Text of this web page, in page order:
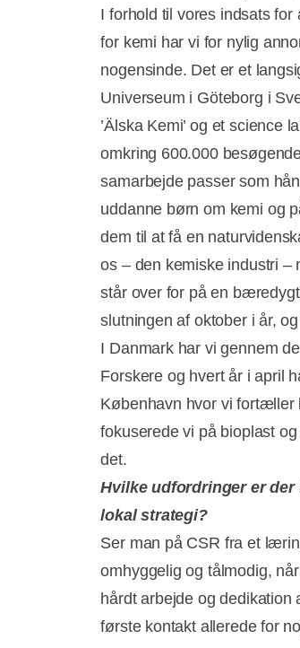
I forhold til vores indsats
for kemi har vi for nylig
nogensinde. Det er et
Universeum i Göteborg i
’Älska Kemi’ og et science
omkring 600.000
samarbejde passer som
uddanne børn om kemi og
dem til at få en
os – den kemiske industri –
står over for på en
slutningen af oktober i år,
I Danmark har vi gennem
Forskere og hvert år i april
København hvor vi fortæller
fokuserede vi på bioplast
det.
Hvilke udfordringer er
lokal strategi?
Ser man på CSR fra et
omhyggelig og tålmodig,
hårdt arbejde og dedikation
første kontakt allerede for